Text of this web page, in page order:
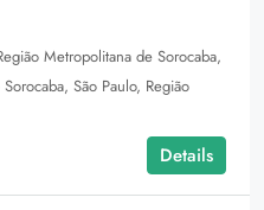
Metropolitana de Sorocaba,
São Paulo, Região
Details